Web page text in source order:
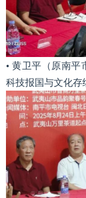
• 黄卫平（原南平
科技报国与文化存